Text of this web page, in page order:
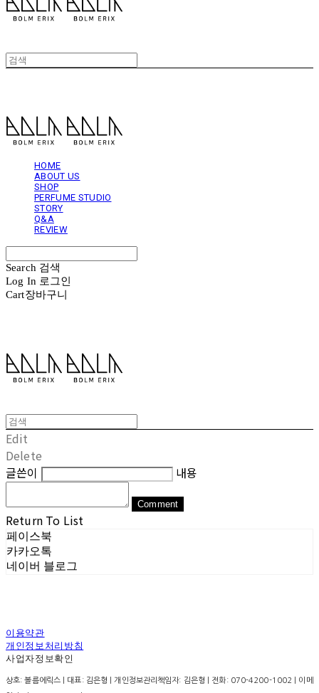
HOME
ABOUT US
SHOP
PERFUME STUDIO
STORY
Q&A
REVIEW
Search 검색
Log In 로그인
Cart장바구니
Edit
Delete
글쓴이
내용
Comment
Return To List
페이스북
카카오톡
네이버 블로그
이용약관
개인정보처리방침
사업자정보확인
상호: 볼름에릭스 | 대표: 김은형 | 개인정보관리책임자: 김은형 | 전화: 070-4200-1002 | 이메